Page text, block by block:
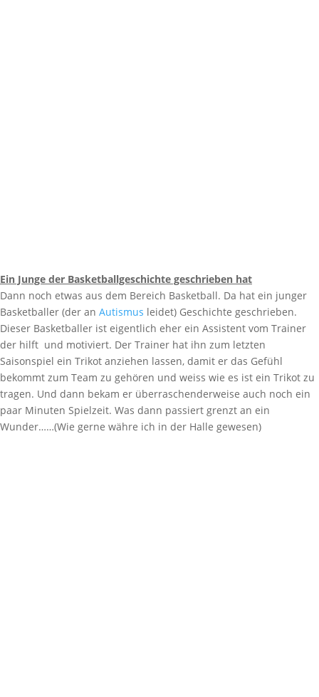
Ein Junge der Basketballgeschichte geschrieben hat
Dann noch etwas aus dem Bereich Basketball. Da hat ein junger
Basketballer (der an Autismus leidet) Geschichte geschrieben.
Dieser Basketballer ist eigentlich eher ein Assistent vom Trainer
der hilft und motiviert. Der Trainer hat ihn zum letzten
Saisonspiel ein Trikot anziehen lassen, damit er das Gefühl
bekommt zum Team zu gehören und weiss wie es ist ein Trikot zu
tragen. Und dann bekam er überraschenderweise auch noch ein
paar Minuten Spielzeit. Was dann passiert grenzt an ein
Wunder……(Wie gerne währe ich in der Halle gewesen)